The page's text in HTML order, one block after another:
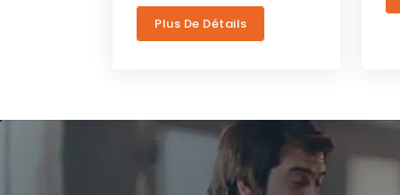
Plus De Détails